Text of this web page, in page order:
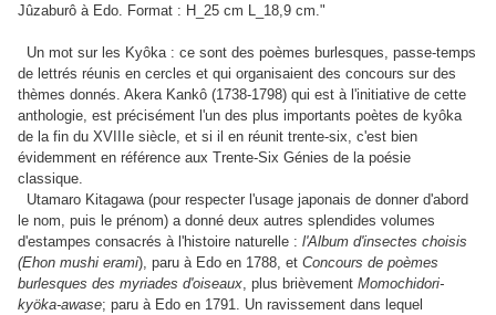
Jûzaburô à Edo. Format : H_25 cm L_18,9 cm."
Un mot sur les Kyôka : ce sont des poèmes burlesques, passe-temps
de lettrés réunis en cercles et qui organisaient des concours sur des
thèmes donnés. Akera Kankô (1738-1798) qui est à l'initiative de cette
anthologie, est précisément l'un des plus importants poètes de kyôka
de la fin du XVIIIe siècle, et si il en réunit trente-six, c'est bien
évidemment en référence aux Trente-Six Génies de la poésie
classique.
Utamaro Kitagawa (pour respecter l'usage japonais de donner d'abord
le nom, puis le prénom) a donné deux autres splendides volumes
d'estampes consacrés à l'histoire naturelle : l'Album d'insectes choisis
(Ehon mushi erami), paru à Edo en 1788, et Concours de poèmes
burlesques des myriades d'oiseaux, plus brièvement Momochidori-
kyöka-awase; paru à Edo en 1791. Un ravissement dans lequel